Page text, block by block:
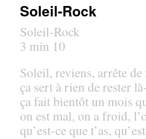
Soleil-Rock
Soleil-Rock
3 min 10
Soleil, reviens, arrête
ça sert à rien de rester
ça fait bientôt un mois
on est mal, on a froid,
qu’est-ce que t’as,